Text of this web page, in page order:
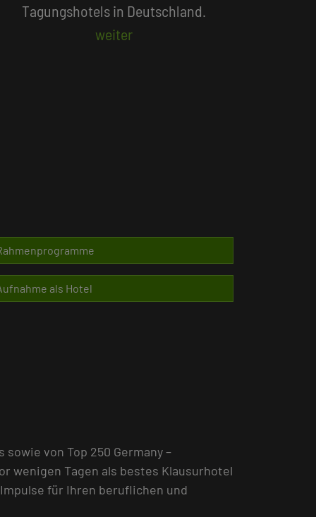
Beliebte Suchlisten
als Hotel
von Top 250 Germany –
wenigen Tagen als bestes Klausurhotel
für Ihren beruflichen und